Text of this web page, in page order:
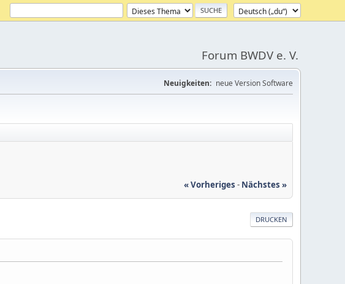
Forum BWDV e. V.
Neuigkeiten: neue Version Software
« Vorheriges - Nächstes »
DRUCKEN